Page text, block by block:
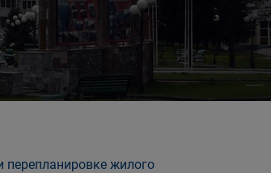
перепланировке жилого